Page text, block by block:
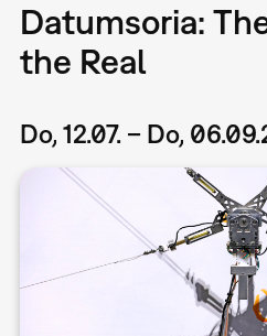
Datumsoria:
the Real
Do, 12.07. – Do,